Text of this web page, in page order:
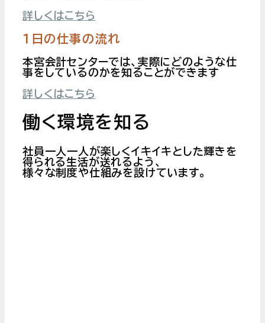
詳しくはこちら
１日の仕事の流れ
本宮会計センターでは、実際にどのような仕
事をしているのかを知ることができます
詳しくはこちら
働く環境を知る
社員一人一人が楽しくイキイキとした輝きを
得られる生活が送れるよう、
様々な制度や仕組みを設けています。